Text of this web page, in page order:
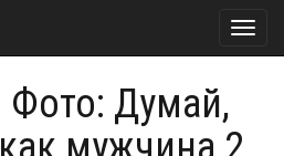
Фото: Думай,